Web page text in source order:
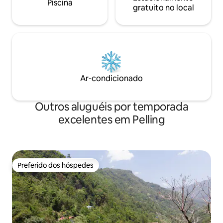
Piscina
gratuito no local
Ar-condicionado
Outros aluguéis por temporada
excelentes em Pelling
Preferido dos hóspedes
Preferido dos hóspedes